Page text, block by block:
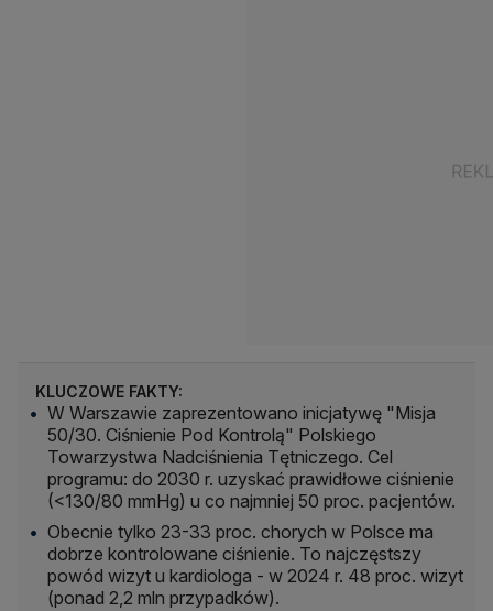
KLUCZOWE FAKTY:
W Warszawie zaprezentowano inicjatywę "Misja
50/30. Ciśnienie Pod Kontrolą" Polskiego
Towarzystwa Nadciśnienia Tętniczego. Cel
programu: do 2030 r. uzyskać prawidłowe ciśnienie
(<130/80 mmHg) u co najmniej 50 proc. pacjentów.
Obecnie tylko 23-33 proc. chorych w Polsce ma
dobrze kontrolowane ciśnienie. To najczęstszy
powód wizyt u kardiologa - w 2024 r. 48 proc. wizyt
(ponad 2,2 mln przypadków).